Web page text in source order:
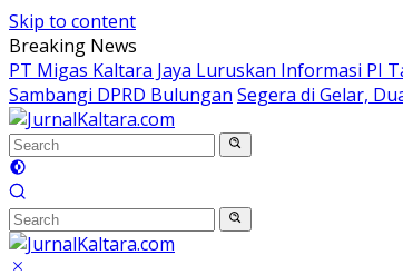
Skip to content
Breaking News
PT Migas Kaltara Jaya Luruskan Informasi PI
Sambangi DPRD Bulungan Segera di Gelar,